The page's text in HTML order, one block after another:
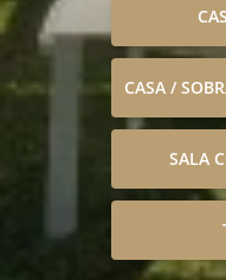
CASA /
SALA